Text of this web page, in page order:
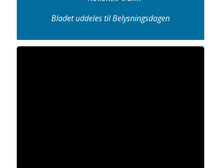
Bladet uddeles til Belysningsdagen